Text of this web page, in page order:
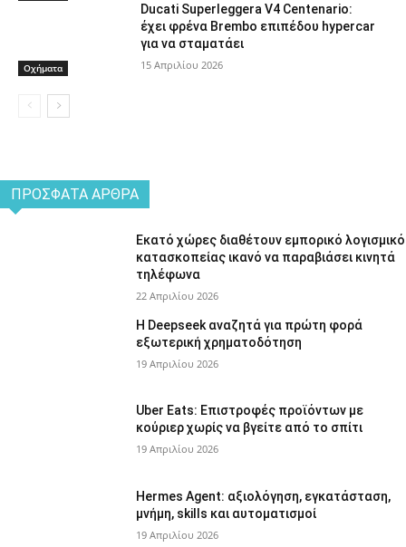
Οχήματα
Ducati Superleggera V4 Centenario:
έχει φρένα Brembo επιπέδου hypercar
για να σταματάει
15 Απριλίου 2026
ΠΡΌΣΦΑΤΑ ΆΡΘΡΑ
Εκατό χώρες διαθέτουν εμπορικό λογισμικό
κατασκοπείας ικανό να παραβιάσει κινητά
τηλέφωνα
22 Απριλίου 2026
Η Deepseek αναζητά για πρώτη φορά
εξωτερική χρηματοδότηση
19 Απριλίου 2026
Uber Eats: Επιστροφές προϊόντων με
κούριερ χωρίς να βγείτε από το σπίτι
19 Απριλίου 2026
Hermes Agent: αξιολόγηση, εγκατάσταση,
μνήμη, skills και αυτοματισμοί
19 Απριλίου 2026